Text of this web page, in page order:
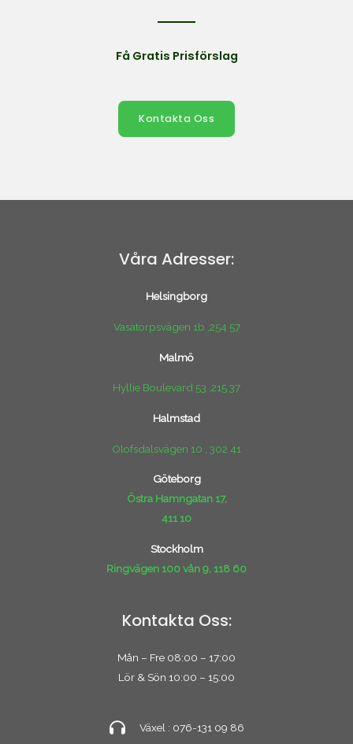
Få Gratis Prisförslag
Kontakta Oss
Våra Adresser:
Helsingborg
Vasatorpsvägen 1b ,254 57
Malmö
Hyllie Boulevard 53 ,215 37
Halmstad
Olofsdalsvägen 10 , 302 41
Göteborg
Östra Hamngatan 17,
411 10
Stockholm
Ringvägen 100 vån 9, 118 60
Kontakta Oss:
Mån – Fre 08:00 – 17:00
Lör & Sön 10:00 – 15:00
Växel : 076-131 09 86